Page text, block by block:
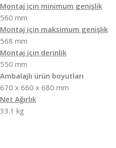
Montaj için minimum genişlik
560 mm
Montaj için maksimum genişlik
568 mm
Montaj için derinlik
550 mm
Ambalajlı ürün boyutları
670 x 660 x 680 mm
Net Ağırlık
33.1 kg